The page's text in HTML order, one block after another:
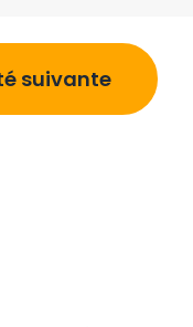
suivante